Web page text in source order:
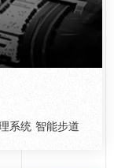
系统 智能步道